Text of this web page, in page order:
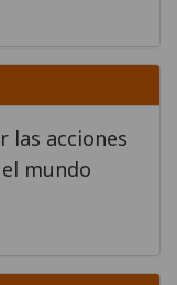
las acciones
mundo